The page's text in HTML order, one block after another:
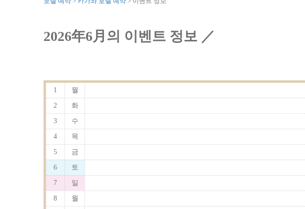
2026年6月의 이벤트 정보 ／
1 월
2 화
3 수
4 목
5 금
6 토
7 일
8 월